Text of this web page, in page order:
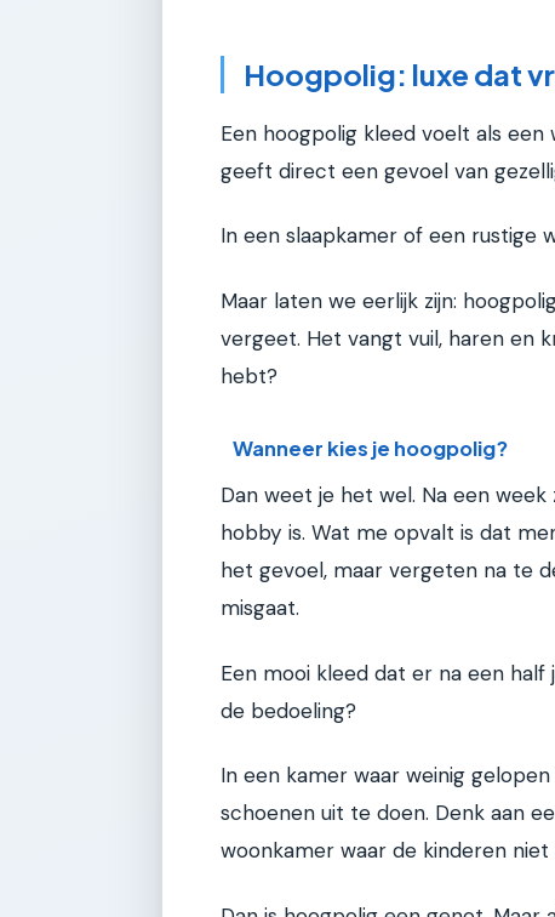
Hoogpolig: luxe dat
Een hoogpolig kleed voelt als
geeft direct een gevoel van
In een slaapkamer of een rustige
Maar laten we eerlijk zijn:
vergeet. Het vangt vuil, haren en
hebt?
Wanneer kies je hoogpolig?
Dan weet je het wel. Na een
hobby is. Wat me opvalt is dat
het gevoel, maar vergeten na te
misgaat.
Een mooi kleed dat er na een
de bedoeling?
In een kamer waar weinig
schoenen uit te doen. Denk aan
woonkamer waar de kinderen